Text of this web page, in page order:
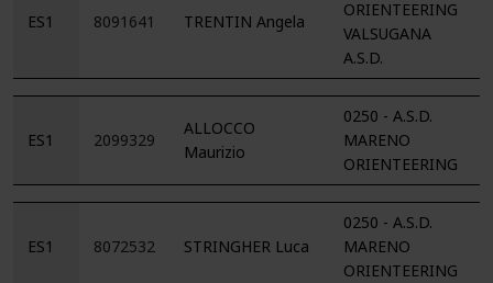
ES1 8091641 TRENTIN Angela
ORIENTEERING
VALSUGANA
A.S.D.
ES1 2099329
ALLOCCO
Maurizio
0250 - A.S.D.
MARENO
ORIENTEERING
ES1 8072532 STRINGHER Luca
0250 - A.S.D.
MARENO
ORIENTEERING